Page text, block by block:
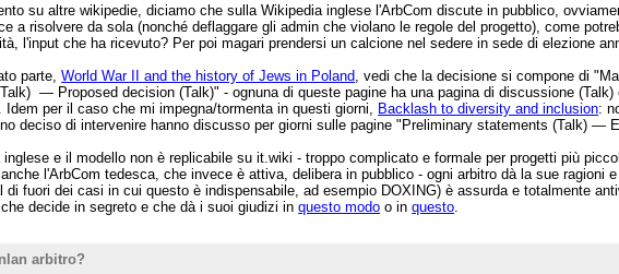
su altre wikipedie, diciamo che sulla Wikipedia inglese l'ArbCom discute in pubblico,
a risolvere da sola (nonché deflaggare gli admin che violano le regole del progetto), come
l'input che ha ricevuto? Per poi magari prendersi un calcione nel sedere in sede di elezione
parte,World War II and the history of Jews in Poland , vedi che la decisione si compone di
— Proposed decision (Talk)" - ognuna di queste pagine ha una pagina di discussione
per il caso che mi impegna/tormenta in questi giorni,
Backlash to diversity and inclusion:
deciso di intervenire hanno discusso per giorni sulle pagine "Preliminary statements (Talk) —
e il modello non è replicabile su it.wiki - troppo complicato e formale per progetti più
anche l'ArbCom tedesca, che invece è attiva, delibera in pubblico - ogni arbitro dà la sue
di fuori dei casi in cui questo è indispensabile, ad esempio DOXING) è assurda e totalmente
decide in segreto e che dà i suoi giudizi inquesto modo o inquesto
arbitro?